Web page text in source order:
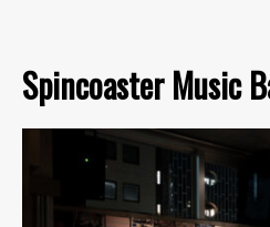
Spincoaster Music